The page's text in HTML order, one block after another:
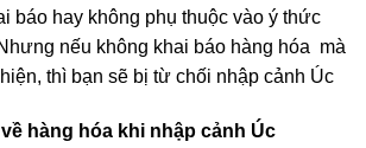
báo hay không phụ thuộc vào ý thức
nếu không khai báo hàng hóa mà
thì bạn sẽ bị từ chối nhập cảnh Úc
hàng hóa khi nhập cảnh Úc